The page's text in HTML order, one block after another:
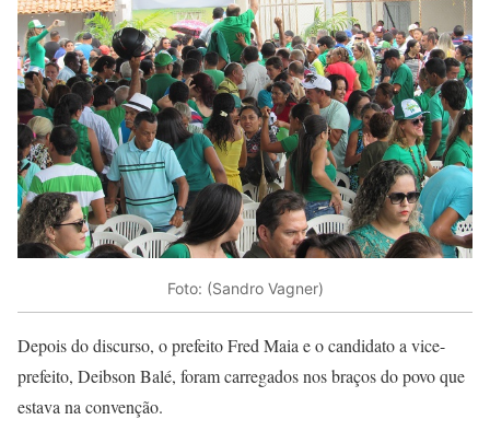
Foto: (Sandro Vagner)
Depois do discurso, o prefeito Fred Maia e o candidato a vice-
prefeito, Deibson Balé, foram carregados nos braços do povo que
estava na convenção.